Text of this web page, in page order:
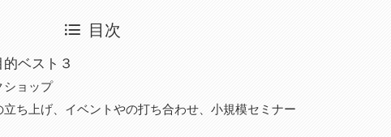
目次
ベスト３
ショップ
ち上げ、イベントやの打ち合わせ、小規模セミナー